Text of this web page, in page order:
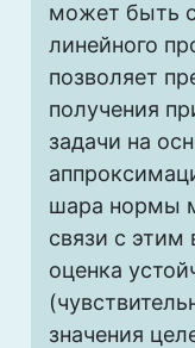
может быть
линейного
позволяет
получения
задачи на
шара нормы
связи с этим
оценка
значения